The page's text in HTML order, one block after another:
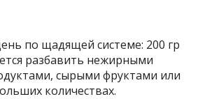
по щадящей системе: 200 гр
разбавить нежирными
сырыми фруктами или
количествах.